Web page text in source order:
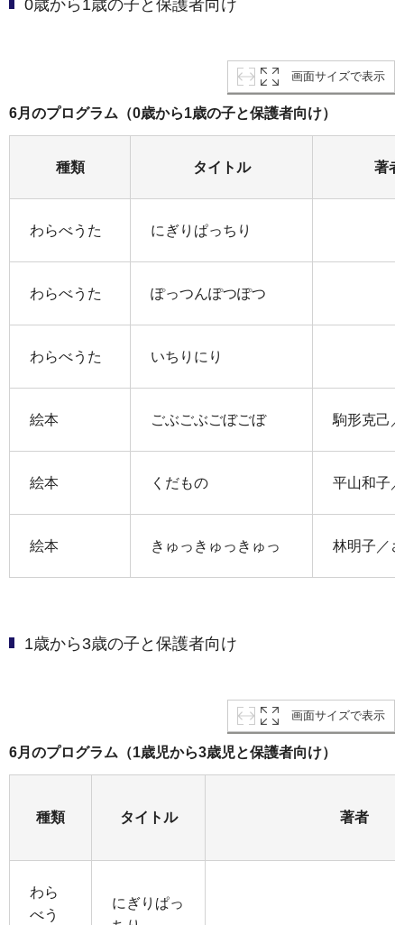
0歳から1歳の子と保護者向け
画面サイズで表示
6月のプログラム（0歳から1歳の子と保護者向け）
種類 タイトル 著者
わらべうた にぎりぱっちり
わらべうた ぽっつんぽつぽつ
わらべうた いちりにり
絵本 ごぶごぶごぼごぼ 駒形克己
絵本 くだもの 平山和子
絵本 きゅっきゅっきゅっ 林明子／
1歳から3歳の子と保護者向け
画面サイズで表示
6月のプログラム（1歳児から3歳児と保護者向け）
種類 タイトル 著者
わら
べう
にぎりぱっ